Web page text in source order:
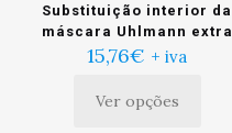
Substituição interior da
máscara Uhlmann extra
15,76€ + iva
Ver opções
Este